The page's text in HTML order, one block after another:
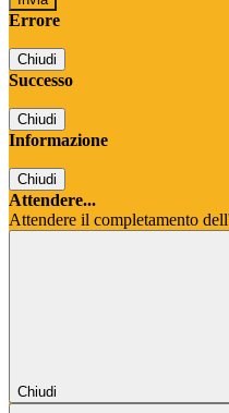
Errore
Chiudi
Successo
Chiudi
Informazione
Chiudi
Attendere...
Attendere il completamento
Chiudi